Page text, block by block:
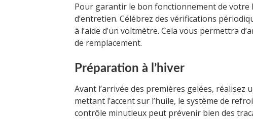
Pour garantir le bon fonctionnement de votre
d’entretien. Célébrez des vérifications
à l’aide d’un voltmètre. Cela vous permettra
de remplacement.
Préparation à l’hiver
Avant l’arrivée des premières gelées, réalisez
mettant l’accent sur l’huile, le système de
contrôle minutieux peut prévenir bien des